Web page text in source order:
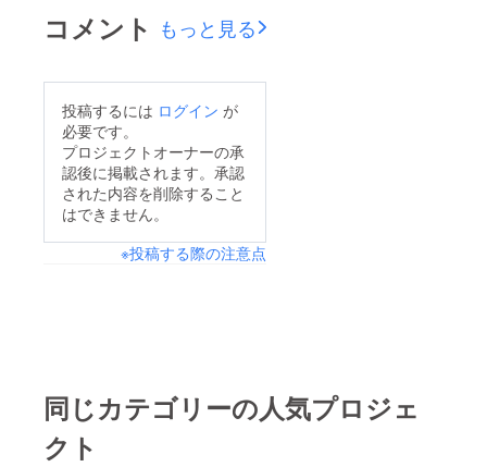
ち ひろしま』」を実
施しました。これまで
します。当日は、朝の
うちぱらぱらと雨が降
りましたが、すぐに雨
はやみ、曇りでしたが
く、過ごしやすい、穏
参加して下さった方が
多かったようです。子
コメント もっと見る
投稿するには ログイン が
必要です。
プロジェクトオーナーの承
認後に掲載されます。承認
された内容を削除すること
はできません。
※投稿する際の注意点
同じカテゴリーの人気プロジェ
クト